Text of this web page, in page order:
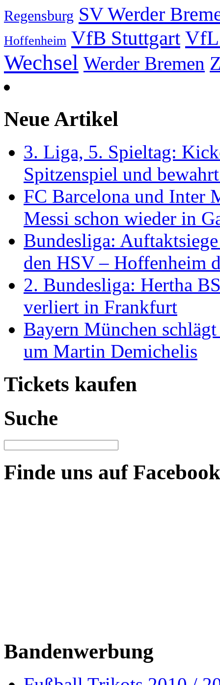
Regensburg SV Werder
Hoffenheim VfB Stuttgart VfL
Wechsel Werder Bremen
Neue Artikel
3. Liga, 5. Spieltag:
Spitzenspiel und
FC Barcelona und Inter
Messi schon wieder in
Bundesliga:
den HSV – Hoffenheim
2. Bundesliga: Hertha
verliert in Frankfurt
Bayern München
um Martin Demichelis
Tickets kaufen
Suche
Finde uns auf Facebook
Bandenwerbung